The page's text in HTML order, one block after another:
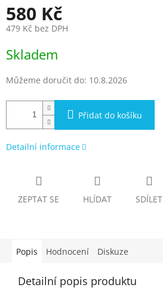
580 Kč
479 Kč bez DPH
cena:
Skladem
Můžeme doručit do: 10.8.2026
Přidat do košíku
Detailní informace
ZEPTAT SE HLÍDAT SDÍLET
Popis Hodnocení Diskuze
Detailní popis produktu